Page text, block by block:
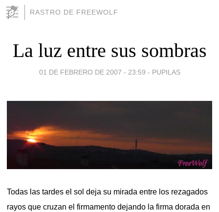
RASTRO DE FREEWOLF
La luz entre sus sombras
01 DE FEBRERO DE 2007 - 23:59 - PUPILAS
Todas las tardes el sol deja su mirada entre los rezagados
rayos que cruzan el firmamento dejando la firma dorada en